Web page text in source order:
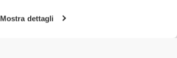
Mostra dettagli